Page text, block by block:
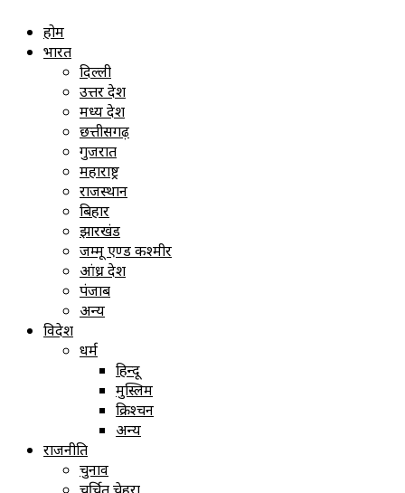
होम
भारत
दिल्ली
उत्तर प्रदेश
मध्य प्रदेश
छत्तीसगढ़
गुजरात
महाराष्ट्र
राजस्थान
बिहार
झारखंड
जम्मू एण्ड कश्मीर
आंध्र प्रदेश
पंजाब
अन्य
विदेश
धर्म
हिन्दू
मुस्लिम
क्रिश्चन
अन्य
राजनीति
चुनाव